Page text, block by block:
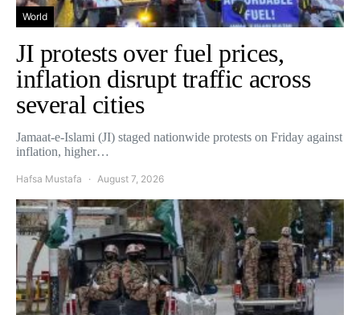
World
JI protests over fuel prices,
inflation disrupt traffic across
several cities
Jamaat-e-Islami (JI) staged nationwide protests on Friday against
inflation, higher…
Hafsa Mustafa August 7, 2026